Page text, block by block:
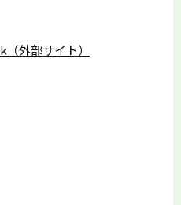
外部サイト）